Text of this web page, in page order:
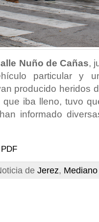
Nuño de Cañas,
particular y
producido heridos
iba lleno, tuvo
informado
de Jerez,